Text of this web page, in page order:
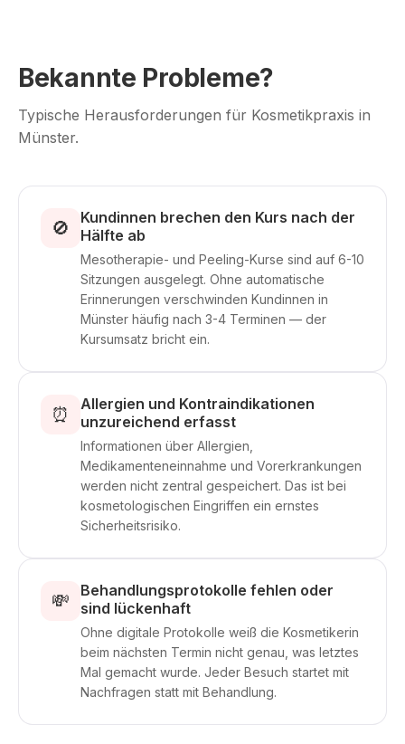
Bekannte Probleme?
Typische Herausforderungen für Kosmetikpraxis in
Münster.
🚫
Kundinnen brechen den Kurs nach der
Hälfte ab
Mesotherapie- und Peeling-Kurse sind auf 6-10
Sitzungen ausgelegt. Ohne automatische
Erinnerungen verschwinden Kundinnen in
Münster häufig nach 3-4 Terminen — der
Kursumsatz bricht ein.
⏰
Allergien und Kontraindikationen
unzureichend erfasst
Informationen über Allergien,
Medikamenteneinnahme und Vorerkrankungen
werden nicht zentral gespeichert. Das ist bei
kosmetologischen Eingriffen ein ernstes
Sicherheitsrisiko.
💸
Behandlungsprotokolle fehlen oder
sind lückenhaft
Ohne digitale Protokolle weiß die Kosmetikerin
beim nächsten Termin nicht genau, was letztes
Mal gemacht wurde. Jeder Besuch startet mit
Nachfragen statt mit Behandlung.